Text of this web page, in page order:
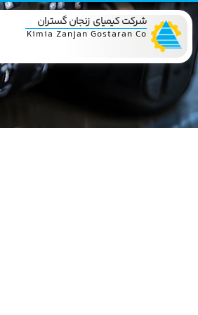
شرکت کیمیای زنجان گستران
Kimia Zanjan Gostaran Co